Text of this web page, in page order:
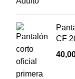
CF